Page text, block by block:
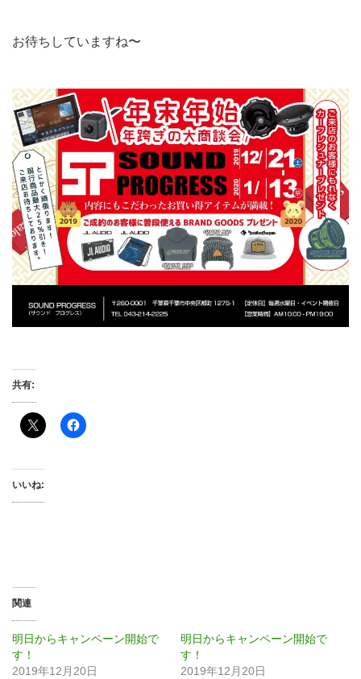
お待ちしていますね〜
共有:
いいね:
関連
明日からキャンペーン開始で
す！
2019年12月20日
明日からキャンペーン開始で
す！
2019年12月20日